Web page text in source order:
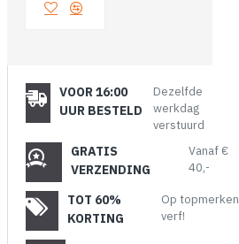
VOOR 16:00
UUR BESTELD
Dezelfde
werkdag
verstuurd
GRATIS
VERZENDING
Vanaf €
40,-
TOT 60%
KORTING
Op topmerken
verf!